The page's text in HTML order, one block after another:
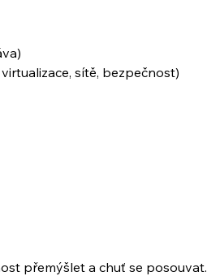
sítě, bezpečnost)
přemýšlet a chuť se posouvat.